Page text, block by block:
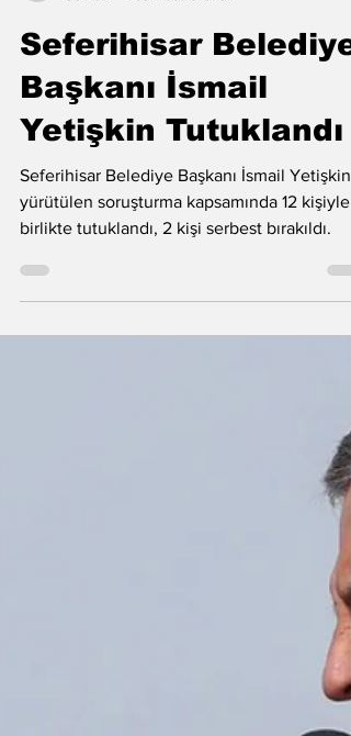
30 Haz
1 dakikada okunur
Seferihisar Belediye
Başkanı İsmail
Yetişkin Tutuklandı
Seferihisar Belediye Başkanı İsmail Yetişkin,
yürütülen soruşturma kapsamında 12 kişiyle
birlikte tutuklandı, 2 kişi serbest bırakıldı.